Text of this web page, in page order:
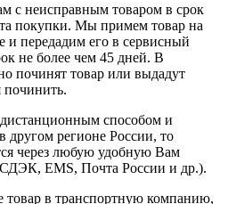
с неисправным товаром в срок
покупки. Мы примем товар на
и передадим его в сервисный
не более чем 45 дней. В
починят товар или выдадут
починить.
способом и
другом регионе России, то
через любую удобную Вам
EMS, Почта России и др.).
товар в транспортную компанию,